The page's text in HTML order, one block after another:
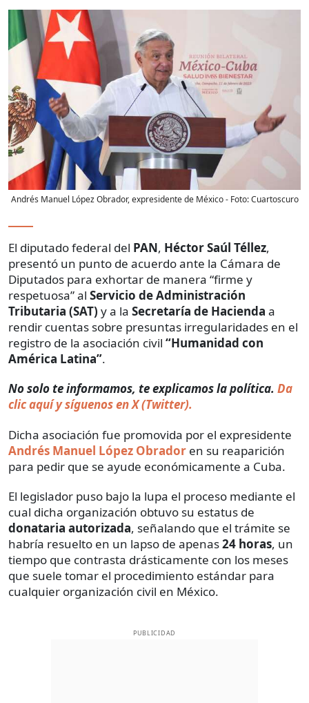
Andrés Manuel López Obrador, expresidente de México- Foto:Cuartoscuro
El diputado federal del PAN, Héctor Saúl Téllez,
presentó un punto de acuerdo ante la Cámara de
Diputados para exhortar de manera “firme y
respetuosa” al Servicio de Administración
Tributaria (SAT) y a la Secretaría de Hacienda a
rendir cuentas sobre presuntas irregularidades en el
registro de la asociación civil “Humanidad con
América Latina”.
No solo te informamos, te explicamos la política. Da
clic aquí y síguenos en X (Twitter).
Dicha asociación fue promovida por el expresidente
Andrés Manuel López Obrador en su reaparición
para pedir que se ayude económicamente a Cuba.
El legislador puso bajo la lupa el proceso mediante el
cual dicha organización obtuvo su estatus de
donataria autorizada, señalando que el trámite se
habría resuelto en un lapso de apenas24 horas, un
tiempo que contrasta drásticamente con los meses
que suele tomar el procedimiento estándar para
cualquier organización civil en México.
PUBLICIDAD